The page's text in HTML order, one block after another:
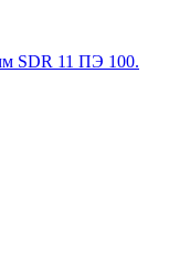
SDR 11 ПЭ 100.